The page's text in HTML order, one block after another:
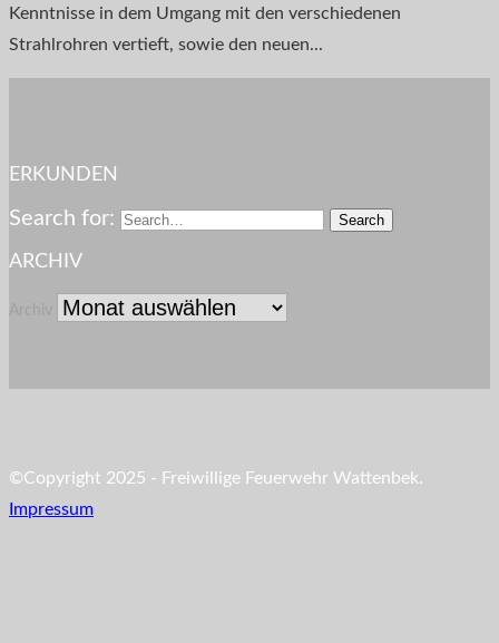
Kenntnisse in dem Umgang mit den verschiedenen
Strahlrohren vertieft, sowie den neuen...
ERKUNDEN
Search for:
ARCHIV
©Copyright 2025 - Freiwillige Feuerwehr Wattenbek.
Impressum